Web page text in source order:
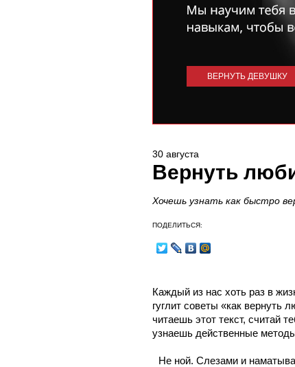
ВЕРНУТЬ ДЕВУШКУ
30 августа
Вернуть
Хочешь узнать как быстро
ПОДЕЛИТЬСЯ:
Каждый из нас хоть раз в
гуглит советы «как вернуть
читаешь этот текст, считай
узнаешь действенные
Не ной. Слезами и